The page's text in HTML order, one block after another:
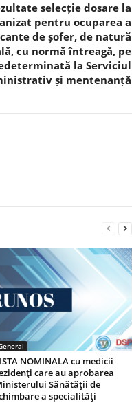
selecție dosare la
pentru ocuparea a
de șofer, de natură
cu normă întreagă, pe
la Serviciul
și mentenanță
NOMINALA cu medicii
care au aprobarea
Sănătăţii de
a specialităţi